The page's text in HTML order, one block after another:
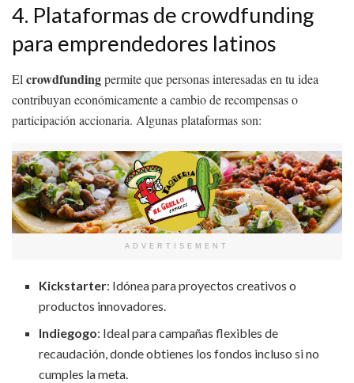
4. Plataformas de crowdfunding
para emprendedores latinos
El crowdfundingpermite que personas interesadas en tu idea
contribuyan económicamente a cambio de recompensas o
participación accionaria. Algunas plataformas son:
ADVERTISEMENT
Kickstarter: Idónea para proyectos creativos o
productos innovadores.
Indiegogo: Ideal para campañas flexibles de
recaudación, donde obtienes los fondos incluso si no
cumples la meta.